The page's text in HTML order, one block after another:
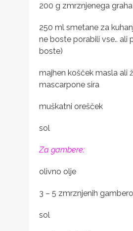
200 g zmrznjenega graha
250 ml smetane za
ne boste porabili vse.. ali
boste)
majhen košček masla ali
mascarpone sira
muškatni orešček
sol
Za gambere:
olivno olje
3 – 5 zmrznjenih
sol